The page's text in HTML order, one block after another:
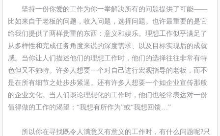
坚持一份你爱的工作为你一举解决所有的问题提供了可能——
比如来自于老板的问题，收入问题，选择问题。也许最重要的是它
给我们提供了两样贵重的东西：意义和娱乐。理想工作似乎满足了
从多样性和完成任务角度来说的深度需求、以及目标实现后的成就
感。当你让人们描述他们的理想工作时，他们的选择往往非常有特
色但又不独特。许多人想要一个对自己进行宏观指导的老板，而不
是在所有细节之处步步紧逼。还有许多人想要一个如企业宣传那般
的企业文化。当人们谈论理想化的工作时，他们也经常表达对一份
值得做的工作的渴望：“我想有所作为”或“我想回馈…”
所以你在寻找既令人满意又有意义的工作时，有什么问题呢?只